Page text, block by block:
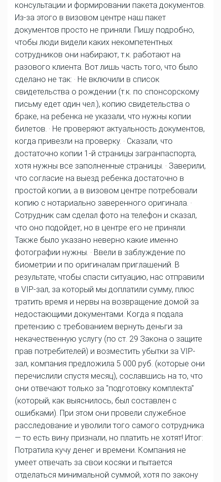
консультации и формировании пакета документов.
Из-за этого в визовом центре наш пакет
документов просто не приняли. Пишу подробно,
чтобы люди видели каких некомпетентных
сотрудников они набирают, т.к. работают на
разового клиента. Вот лишь часть того, что было
сделано не так: · Не включили в список
свидетельства о рождении (т.к. по спонсорскому
письму едет один чел.), копию свидетельства о
браке, на ребенка не указали, что нужны копии
билетов. · Не проверяют актуальность документов,
когда привезли на проверку. · Сказали, что
достаточно копии 1-й страницы загранпаспорта,
хотя нужны все заполненные страницы. · Заверили,
что согласие на выезд ребенка достаточно в
простой копии, а в визовом центре потребовали
копию с нотариально заверенного оригинала. ·
Сотрудник сам сделал фото на телефон и сказал,
что оно подойдет, но в центре его не приняли.
Также было указано неверно какие именно
фотографии нужны. · Ввели в заблуждение по
биометрии и по оригиналам приглашений. В
результате, чтобы спасти ситуацию, нас отправили
в VIP-зал, за который мы доплатили сумму, плюс
тратить время и нервы на возвращение домой за
недостающими документами. Когда я подала
претензию с требованием вернуть деньги за
некачественную услугу (по ст. 29 Закона о защите
прав потребителей) и возместить убытки за VIP-
зал, компания предложила 5 000 руб. (которые они
перечислили спустя месяц), сославшись на то, что
они отвечают только за "подготовку комплекта"
(который, как выяснилось, был составлен с
ошибками). При этом они провели служебное
расследование и уволили того самого сотрудника
— то есть вину признали, но платить не хотят! Итог:
Потратила кучу денег и времени. Компания не
умеет отвечать за свои косяки и пытается
отделаться минимальной суммой, хотя по закону